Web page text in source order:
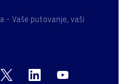
- Vaše putovanje, vaši